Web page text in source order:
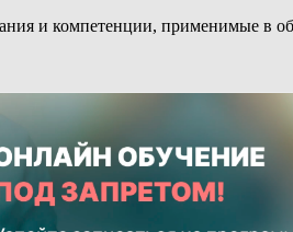
и компетенции, применимые в
которые охватывают все
медицинского рынка. У